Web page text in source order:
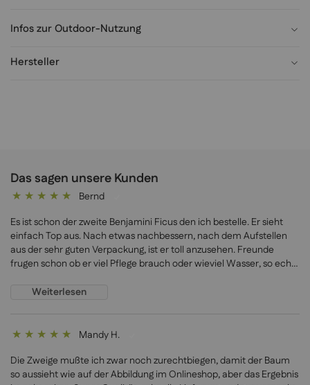
Infos zur Outdoor-Nutzung
Hersteller
Das sagen unsere Kunden
Bernd
Es ist schon der zweite Benjamini Ficus den ich bestelle. Er sieht
einfach Top aus. Nach etwas nachbessern, nach dem Aufstellen
aus der sehr guten Verpackung, ist er toll anzusehen. Freunde
frugen schon ob er viel Pflege brauch oder wieviel Wasser, so echt
Weiterlesen
Mandy H.
Die Zweige mußte ich zwar noch zurechtbiegen, damit der Baum
so aussieht wie auf der Abbildung im Onlineshop, aber das Ergebnis